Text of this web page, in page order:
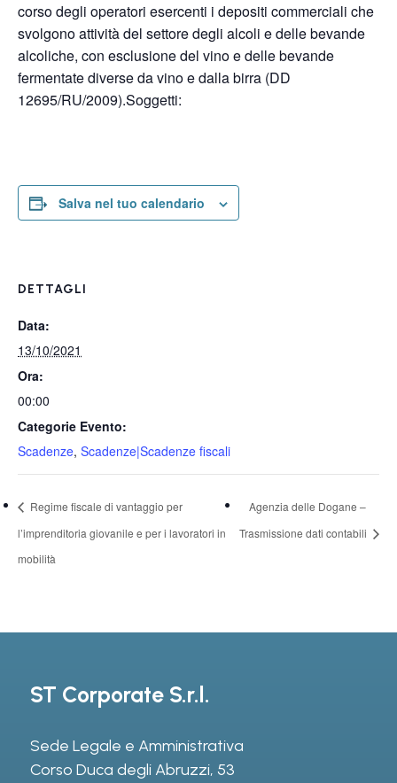
corso degli operatori esercenti i depositi commerciali che
svolgono attività del settore degli alcoli e delle bevande
alcoliche, con esclusione del vino e delle bevande
fermentate diverse da vino e dalla birra (DD
12695/RU/2009).Soggetti:
Salva nel tuo calendario
DETTAGLI
Data:
13/10/2021
Ora:
00:00
Categorie Evento:
Scadenze, Scadenze|Scadenze fiscali
Regime fiscale di vantaggio per
l’imprenditoria giovanile e per i lavoratori in
mobilità
Agenzia delle Dogane –
Trasmissione dati contabili
ST Corporate S.r.l.
Sede Legale e Amministrativa
Corso Duca degli Abruzzi, 53